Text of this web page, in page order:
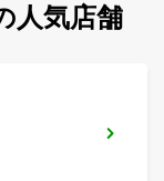
人気店舗